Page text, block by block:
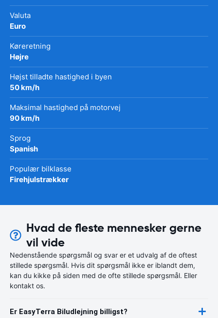
Valuta
Euro
Køreretning
Højre
Højst tilladte hastighed i byen
50 km/h
Maksimal hastighed på motorvej
90 km/h
Sprog
Spanish
Populær bilklasse
Firehjulstrækker
Hvad de fleste mennesker gerne
vil vide
Nedenstående spørgsmål og svar er et udvalg af de oftest
stillede spørgsmål. Hvis dit spørgsmål ikke er iblandt dem,
kan du kikke på siden med de ofte stillede spørgsmål. Eller
kontakt os.
Er EasyTerra Biludlejning billigst?